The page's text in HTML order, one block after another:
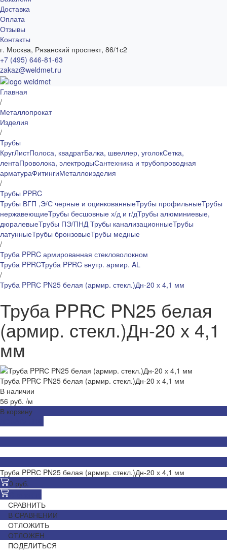
Доставка
Оплата
Отзывы
Контакты
г. Москва, Рязанский проспект, 86/1с2
+7 (495) 646-81-63
zakaz@weldmet.ru
Главная
/
Металлопрокат
Изделия
/
Трубы
КругЛистПолоса, квадратБалка, швеллер, уголокСетка,
лентаПроволока, электродыСантехника и трубопроводная
арматураФитингиМеталлоизделия
/
Трубы PPRC
Трубы ВГП ,Э/С черные и оцинкованныеТрубы профильныеТрубы
нержавеющиеТрубы бесшовные х/д и г/дТрубы алюминиевые,
дюралевыеТрубы ПЭ/ПНД Трубы канализационныеТрубы
латунныеТрубы бронзовыеТрубы медные
/
Труба PPRC армированная стекловолокном
Труба PPRCТруба PPRC внутр. армир. AL
/
Труба PPRС PN25 белая (армир. стекл.)Дн-20 х 4,1 мм
Труба PPRС PN25 белая
(армир. стекл.)Дн-20 х 4,1
мм
Труба PPRС PN25 белая (армир. стекл.)Дн-20 х 4,1 мм
В наличии
56 руб. /м
В корзину
Труба PPRС PN25 белая (армир. стекл.)Дн-20 х 4,1 мм
0 руб.
СРАВНИТЬ
В СРАВНЕНИИ
ОТЛОЖИТЬ
ОТЛОЖЕН
ПОДЕЛИТЬСЯ